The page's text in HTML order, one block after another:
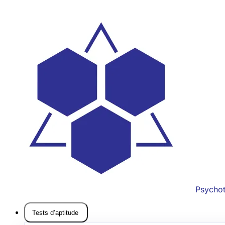
Tests d’aptitude